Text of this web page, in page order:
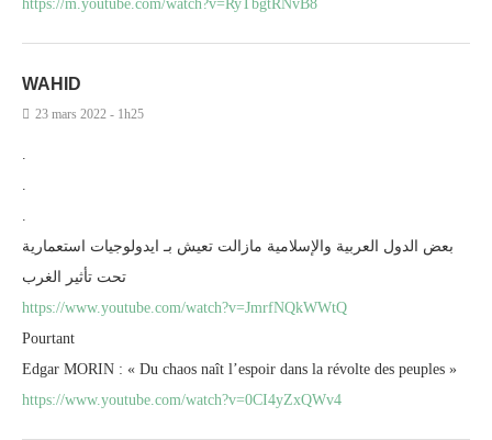
https://m.youtube.com/watch?v=RyTbgtRNvB8
WAHID
23 mars 2022 - 1h25
بعض الدول العربية والإسلامية مازالت تعيش بـ ايدولوجيات استعمارية
تحت تأثير الغرب
https://www.youtube.com/watch?v=JmrfNQkWWtQ
Pourtant
Edgar MORIN : « Du chaos naît l’espoir dans la révolte des peuples »
https://www.youtube.com/watch?v=0CI4yZxQWv4